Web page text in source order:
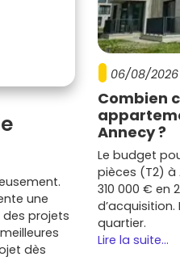
une
des projets
dès
06/08/2026
Combien
Annecy ?
Le budget
pièces (T2) à
310 000 € en
quartier.
Lire la suite...